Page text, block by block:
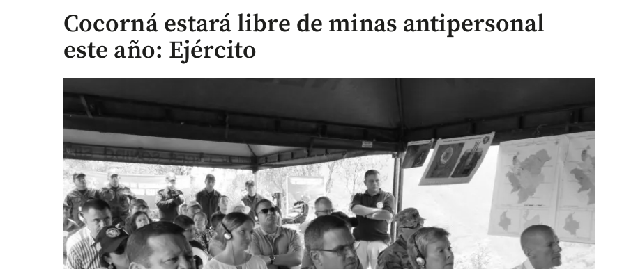
Cocorná estará libre de minas antipersonal
este año: Ejército